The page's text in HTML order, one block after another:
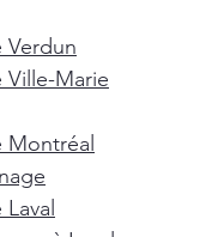
Verdun
Ville-Marie
Montréal